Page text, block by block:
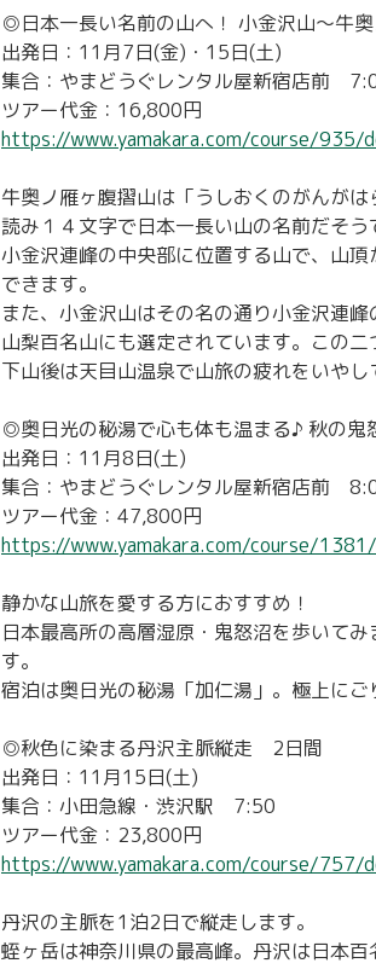
◎日本一長い名前の山へ！ 小金沢山～牛
出発日：11月7日(金)・15日(土)
集合：やまどうぐレンタル屋新宿店前
ツアー代金：16,800円
https://www.yamakara.com/course/935/
牛奥ノ雁ヶ腹摺山は「うしおくのがんがは
読み１４文字で日本一長い山の名前だそう
小金沢連峰の中央部に位置する山で、山
できます。
また、小金沢山はその名の通り小金沢連峰
山梨百名山にも選定されています。この二
下山後は天目山温泉で山旅の疲れをいやし
◎奥日光の秘湯で心も体も温まる♪ 秋の鬼
出発日：11月8日(土)
集合：やまどうぐレンタル屋新宿店前
ツアー代金：47,800円
https://www.yamakara.com/course/
静かな山旅を愛する方におすすめ！
日本最高所の高層湿原・鬼怒沼を歩いて
す。
宿泊は奥日光の秘湯「加仁湯」。極上にご
◎秋色に染まる丹沢主脈縦走 2日間
出発日：11月15日(土)
集合：小田急線・渋沢駅 7:50
ツアー代金：23,800円
https://www.yamakara.com/course/757/
丹沢の主脈を1泊2日で縦走します。
蛭ヶ岳は神奈川県の最高峰。丹沢は日本百